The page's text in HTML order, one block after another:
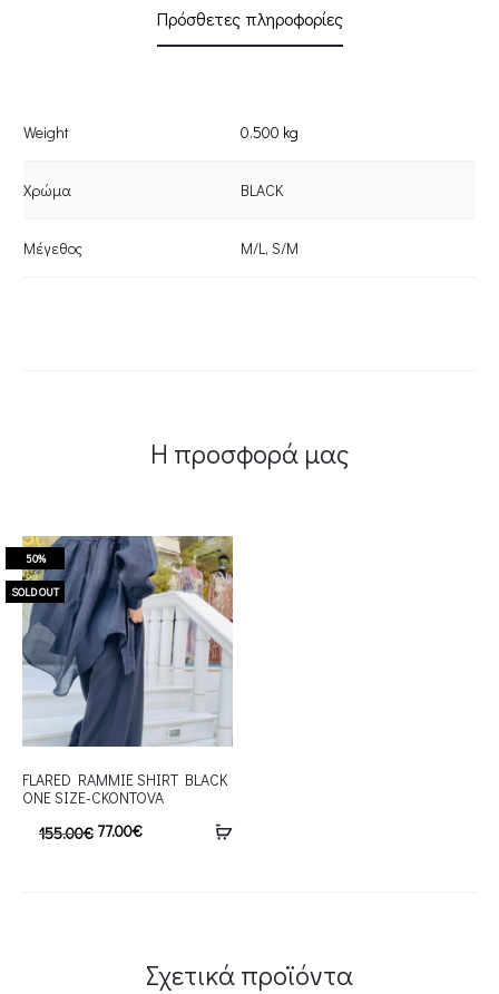
Πρόσθετες πληροφορίες
Weight 0.500 kg
Χρώμα BLACK
Μέγεθος M/L, S/M
Η προσφορά μας
50%
SOLD OUT
FLARED RAMMIE SHIRT BLACK
ONE SIZE-CKONTOVA
155.00€ 77.00€
Σχετικά προϊόντα